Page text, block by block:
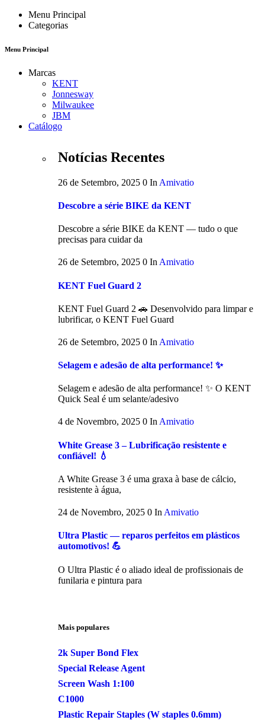
Menu Principal
Categorias
Menu Principal
Marcas
KENT
Jonnesway
Milwaukee
JBM
Catálogo
Notícias Recentes
26 de Setembro, 2025 0 In Amivatio
Descobre a série BIKE da KENT
Descobre a série BIKE da KENT — tudo o que
precisas para cuidar da
26 de Setembro, 2025 0 In Amivatio
KENT Fuel Guard 2
KENT Fuel Guard 2 🚗 Desenvolvido para limpar e
lubrificar, o KENT Fuel Guard
26 de Setembro, 2025 0 In Amivatio
Selagem e adesão de alta performance! ✨
Selagem e adesão de alta performance! ✨ O KENT
Quick Seal é um selante/adesivo
4 de Novembro, 2025 0 InAmivatio
White Grease 3 – Lubrificação resistente e
confiável! 💧
A White Grease 3 é uma graxa à base de cálcio,
resistente à água,
24 de Novembro, 2025 0 In Amivatio
Ultra Plastic — reparos perfeitos em plásticos
automotivos! 💪
O Ultra Plastic é o aliado ideal de profissionais de
funilaria e pintura para
Mais populares
2k Super Bond Flex
Special Release Agent
Screen Wash 1:100
C1000
Plastic Repair Staples (W staples 0.6mm)